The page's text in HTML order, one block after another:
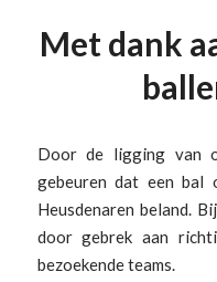
Met dank
Door de ligging van
gebeuren dat een bal
Heusdenaren beland.
door gebrek aan
bezoekende teams.